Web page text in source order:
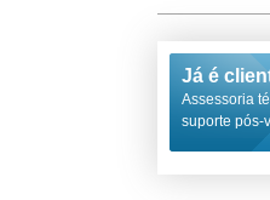
Já é
Assessoria
suporte pós-